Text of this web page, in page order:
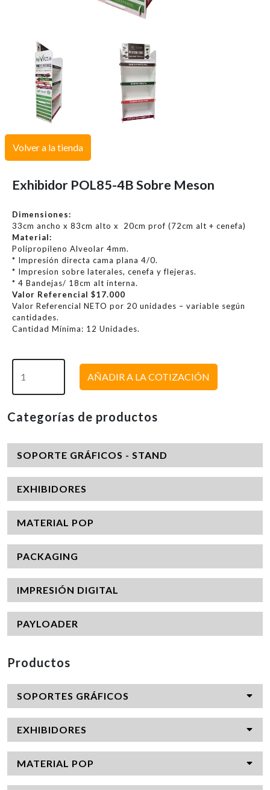
Volver a la tienda
Exhibidor POL85-4B Sobre Meson
Dimensiones:
33cm ancho x 83cm alto x 20cm prof (72cm alt + cenefa)
Material:
Polipropileno Alveolar 4mm.
* Impresión directa cama plana 4/0.
* Impresion sobre laterales, cenefa y flejeras.
* 4 Bandejas/ 18cm alt interna.
Valor Referencial $17.000
Valor Referencial NETO por 20 unidades – variable según
cantidades.
Cantidad Mínima: 12 Unidades.
AÑADIR A LA COTIZACIÓN
Categorías de productos
SOPORTE GRÁFICOS - STAND
EXHIBIDORES
MATERIAL POP
PACKAGING
IMPRESIÓN DIGITAL
PAYLOADER
Productos
SOPORTES GRÁFICOS
EXHIBIDORES
MATERIAL POP